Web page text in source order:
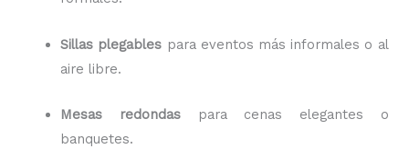
Sillas plegables para eventos más informales o al
aire libre.
Mesas redondaspara cenas elegantes o
banquetes.